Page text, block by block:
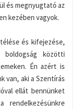
és megnyugtató az
kezében vagyok.
és kifejezése,
közötti
Én azért is
van, aki a Szentírás
ellát bennünket